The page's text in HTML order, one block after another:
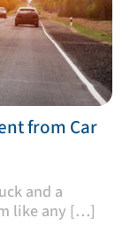
from Car
and a
like any […]